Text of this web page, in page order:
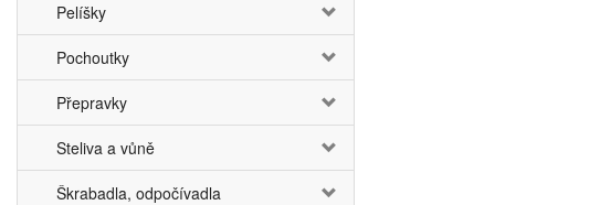
Pelíšky
Pochoutky
Přepravky
Steliva a vůně
Škrabadla, odpočívadla